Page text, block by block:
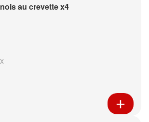
au crevette x4